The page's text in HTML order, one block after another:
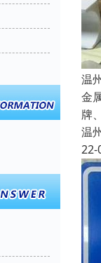
温
金
牌
温
22-